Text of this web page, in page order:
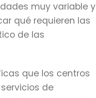
muy variable y
qué requieren las
de las
que los centros
de